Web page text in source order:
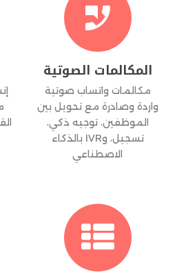

المكالمات الصوتية
مكالمات واتساب صوتية
واردة وصادرة مع تحويل بين
الموظفين، توجيه ذكي،
تسجيل، وIVR بالذكاء
الاصطناعي
